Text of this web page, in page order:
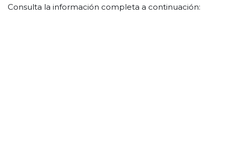
Consulta la información completa a continuación: